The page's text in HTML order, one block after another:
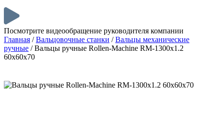
Главная /Вальцовочные станки /Вальцы механические
ручные /Вальцы ручные Rollen-Machine RM-1300х1.2
60х60х70
Посмотрите видеообращение руководителя компании